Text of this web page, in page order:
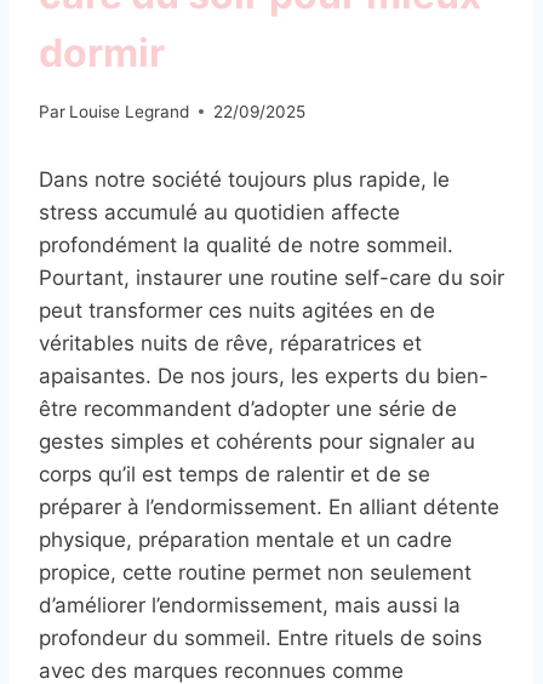
dormir
Par Louise Legrand 22/09/2025
Dans notre société toujours plus rapide, le
stress accumulé au quotidien affecte
profondément la qualité de notre sommeil.
Pourtant, instaurer une routine self-care du soir
peut transformer ces nuits agitées en de
véritables nuits de rêve, réparatrices et
apaisantes. De nos jours, les experts du bien-
être recommandent d’adopter une série de
gestes simples et cohérents pour signaler au
corps qu’il est temps de ralentir et de se
préparer à l’endormissement. En alliant détente
physique, préparation mentale et un cadre
propice, cette routine permet non seulement
d’améliorer l’endormissement, mais aussi la
profondeur du sommeil. Entre rituels de soins
avec des marques reconnues comme